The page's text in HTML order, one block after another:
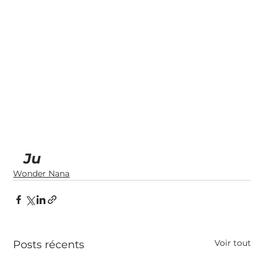
Ju
Wonder Nana
Posts récents Voir tout